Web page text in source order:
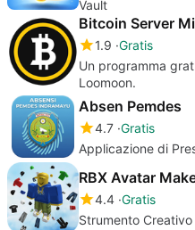
Vault
Bitcoin Server
1.9 Gratis
Un programma
Loomoon.
Absen Pemdes
4.7 Gratis
Applicazione di
RBX Avatar
4.4 Gratis
Strumento